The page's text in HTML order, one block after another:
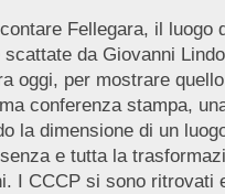
Fellegara, il
da Giovanni
oggi, per mostrare
conferenza stampa,
la dimensione di un
e tutta la
I CCCP si sono